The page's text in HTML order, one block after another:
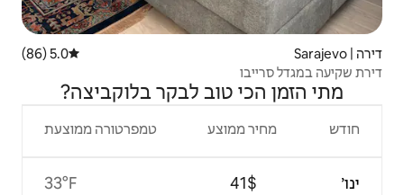
לבקר בלוקביצה?
טמפרטורה ממוצעת
33°F